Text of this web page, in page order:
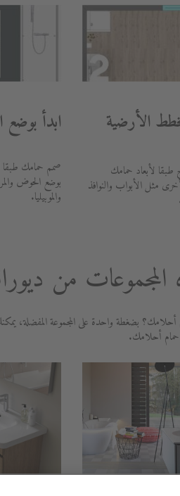
الأرضية
طبقا لأبعاد حمامك
مثل الأبواب والنوافذ
ابدأ بوضع
صمم حمامك طبقا
بوضع الحوض
والموبيليا.
من
بضغطة واحدة على المجموعة المفضلة،
حمام أحلامك.